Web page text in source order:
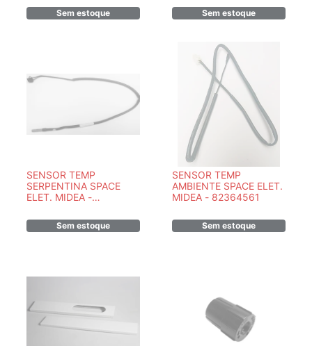
24.36FC/KOP 48.60FC
220/380TG1 -
Sem estoque
0200321170
Sem estoque
SENSOR TEMP
SERPENTINA SPACE
ELET. MIDEA -
Sem estoque
SENSOR TEMP
AMBIENTE SPACE ELET.
MIDEA - 82364561
Sem estoque